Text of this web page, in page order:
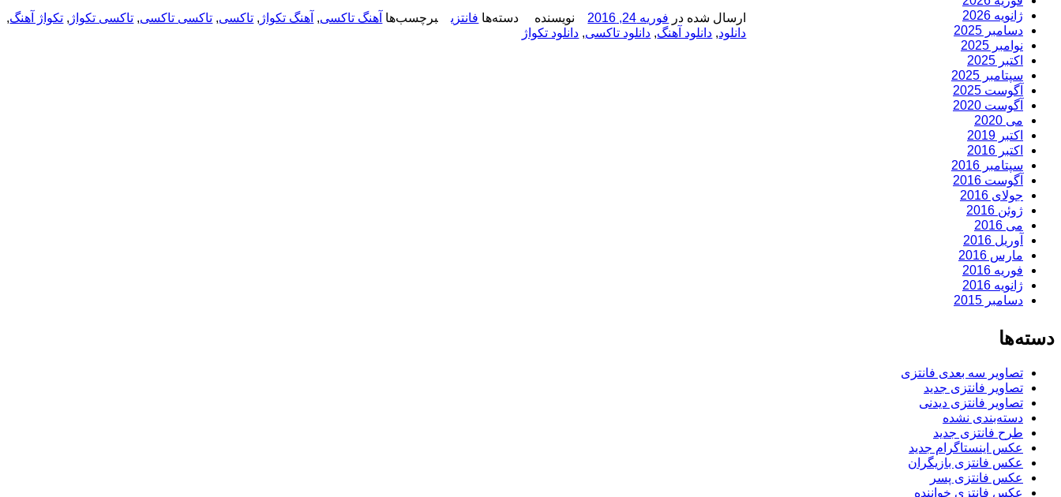
ژانویه 2026
دسامبر 2025
نوامبر 2025
اکتبر 2025
سپتامبر 2025
آگوست 2025
آگوست 2020
می 2020
اکتبر 2019
اکتبر 2016
سپتامبر 2016
آگوست 2016
جولای 2016
ژوئن 2016
می 2016
آوریل 2016
مارس 2016
فوریه 2016
ژانویه 2016
دسامبر 2015
دسته‌ها
تصاویر سه بعدی فانتزی
تصاویر فانتزی جدید
تصاویر فانتزی دیدنی
دسته‌بندی نشده
طرح فانتزی جدید
عکس اینستاگرام جدید
عکس فانتزی بازیگران
عکس فانتزی پسر
عکس فانتزی خواننده
ارسال شده در فوریه 24, 2016 نویسنده دسته‌ها فانتزی برچسب‌ها آهنگ تاکسی, آهنگ تکواژ , تاکسی, تاکسی تاکسی, تاکسی تکواژ , تکواژ آهنگ,
دانلود, دانلود آهنگ, دانلود تاکسی, دانلود تکواژ